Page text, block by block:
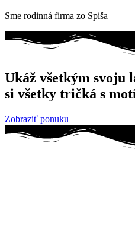
Sme rodinná firma zo Spiša
Ukáž všetkým svoju
si všetky tričká s
Zobraziť ponuku